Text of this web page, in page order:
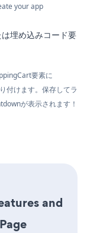
your app
埋め込みコード要
要素に
付けます。保存してラ
が表示されます！
and